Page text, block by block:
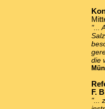
"...
die
F.
"...